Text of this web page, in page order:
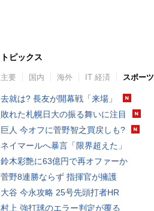
トピックス
主要 国内 海外 IT 経済 スポーツ
去就は? 長友が開幕戦「来場」
敗れた札幌日大の振る舞いに注目
巨人 今オフに菅野智之買戻しも?
ネイマールへ暴言「限界超えた」
鈴木彩艶に63億円で再オファーか
菅野8連勝ならず 指揮官が擁護
大谷 今永攻略 25号先頭打者HR
村上 強打球のエラー判定が覆る